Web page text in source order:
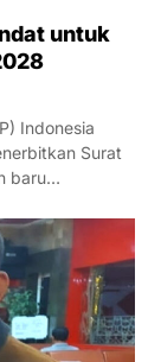
untuk
Indonesia
Surat
baru…